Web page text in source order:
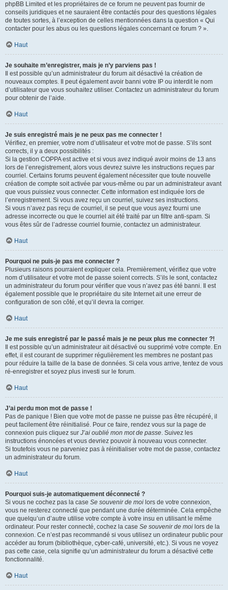
phpBB Limited et les propriétaires de ce forum ne peuvent pas fournir de
conseils juridiques et ne sauraient être contactés pour des questions légales
de toutes sortes, à l’exception de celles mentionnées dans la question « Qui
contacter pour les abus ou les questions légales concernant ce forum ? ».
Haut
Je souhaite m’enregistrer, mais je n’y parviens pas !
Il est possible qu’un administrateur du forum ait désactivé la création de
nouveaux comptes. Il peut également avoir banni votre IP ou interdit le nom
d’utilisateur que vous souhaitez utiliser. Contactez un administrateur du forum
pour obtenir de l’aide.
Haut
Je suis enregistré mais je ne peux pas me connecter !
Vérifiez, en premier, votre nom d’utilisateur et votre mot de passe. S’ils sont
corrects, il y a deux possibilités :
Si la gestion COPPA est active et si vous avez indiqué avoir moins de 13 ans
lors de l’enregistrement, alors vous devrez suivre les instructions reçues par
courriel. Certains forums peuvent également nécessiter que toute nouvelle
création de compte soit activée par vous-même ou par un administrateur avant
que vous puissiez vous connecter. Cette information est indiquée lors de
l’enregistrement. Si vous avez reçu un courriel, suivez ses instructions.
Si vous n’avez pas reçu de courriel, il se peut que vous ayez fourni une
adresse incorrecte ou que le courriel ait été traité par un filtre anti-spam. Si
vous êtes sûr de l’adresse courriel fournie, contactez un administrateur.
Haut
Pourquoi ne puis-je pas me connecter ?
Plusieurs raisons pourraient expliquer cela. Premièrement, vérifiez que votre
nom d’utilisateur et votre mot de passe soient corrects. S’ils le sont, contactez
un administrateur du forum pour vérifier que vous n’avez pas été banni. Il est
également possible que le propriétaire du site Internet ait une erreur de
configuration de son côté, et qu’il devra la corriger.
Haut
Je me suis enregistré par le passé mais je ne peux plus me connecter ?!
Il est possible qu’un administrateur ait désactivé ou supprimé votre compte. En
effet, il est courant de supprimer régulièrement les membres ne postant pas
pour réduire la taille de la base de données. Si cela vous arrive, tentez de vous
ré-enregistrer et soyez plus investi sur le forum.
Haut
J’ai perdu mon mot de passe !
Pas de panique ! Bien que votre mot de passe ne puisse pas être récupéré, il
peut facilement être réinitialisé. Pour ce faire, rendez vous sur la page de
connexion puis cliquez sur J’ai oublié mon mot de passe. Suivez les
instructions énoncées et vous devriez pouvoir à nouveau vous connecter.
Si toutefois vous ne parveniez pas à réinitialiser votre mot de passe, contactez
un administrateur du forum.
Haut
Pourquoi suis-je automatiquement déconnecté ?
Si vous ne cochez pas la case Se souvenir de moi lors de votre connexion,
vous ne resterez connecté que pendant une durée déterminée. Cela empêche
que quelqu’un d’autre utilise votre compte à votre insu en utilisant le même
ordinateur. Pour rester connecté, cochez la case Se souvenir de moi lors de la
connexion. Ce n’est pas recommandé si vous utilisez un ordinateur public pour
accéder au forum (bibliothèque, cyber-café, université, etc.). Si vous ne voyez
pas cette case, cela signifie qu’un administrateur du forum a désactivé cette
fonctionnalité.
Haut